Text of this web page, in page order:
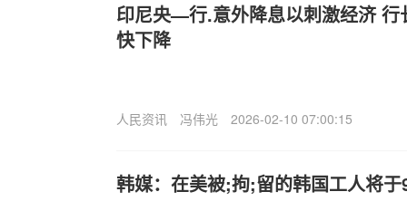
印尼央—行.意外降息以刺激经济 行
快下降
人民资讯 冯伟光 2026-02-10 07:00:15
韩媒：在美被;拘;留的韩国工人将